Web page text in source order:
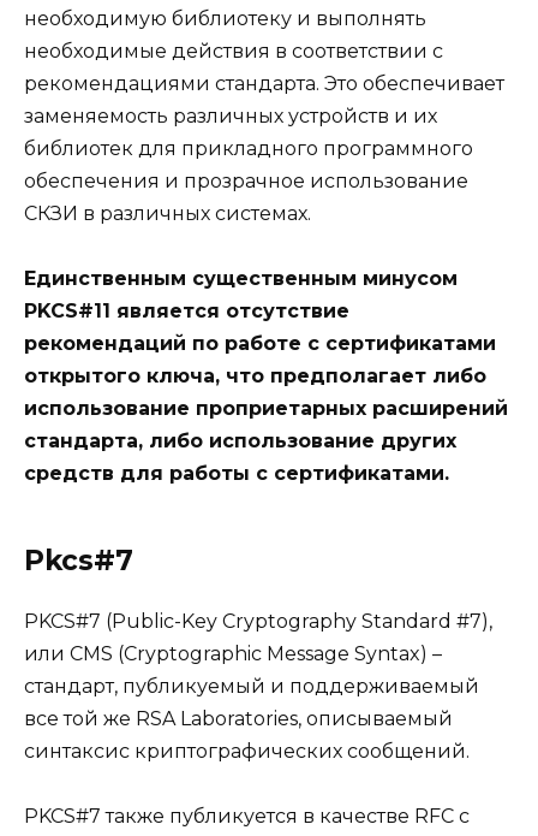
необходимую библиотеку и выполнять
необходимые действия в соответствии с
рекомендациями стандарта. Это обеспечивает
заменяемость различных устройств и их
библиотек для прикладного программного
обеспечения и прозрачное использование
СКЗИ в различных системах.
Единственным существенным минусом
PKCS#11 является отсутствие
рекомендаций по работе с сертификатами
открытого ключа, что предполагает либо
использование проприетарных расширений
стандарта, либо использование других
средств для работы с сертификатами.
Pkcs#7
PKCS#7 (Public-Key Cryptography Standard #7),
или CMS (Cryptographic Message Syntax) –
стандарт, публикуемый и поддерживаемый
все той же RSA Laboratories, описываемый
синтаксис криптографических сообщений.
PKCS#7 также публикуется в качестве RFC с